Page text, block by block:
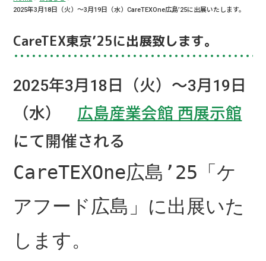
2025年3月18日（火）～3月19日（水）CareTEXOne広島’25に出展いたします。
CareTEX東京’25に出展致します。
2025年3月18日（火）～3月19日
（水） 広島産業会館 西展示館
にて開催される
CareTEXOne広島’25「ケ
アフード広島」に出展いた
します。